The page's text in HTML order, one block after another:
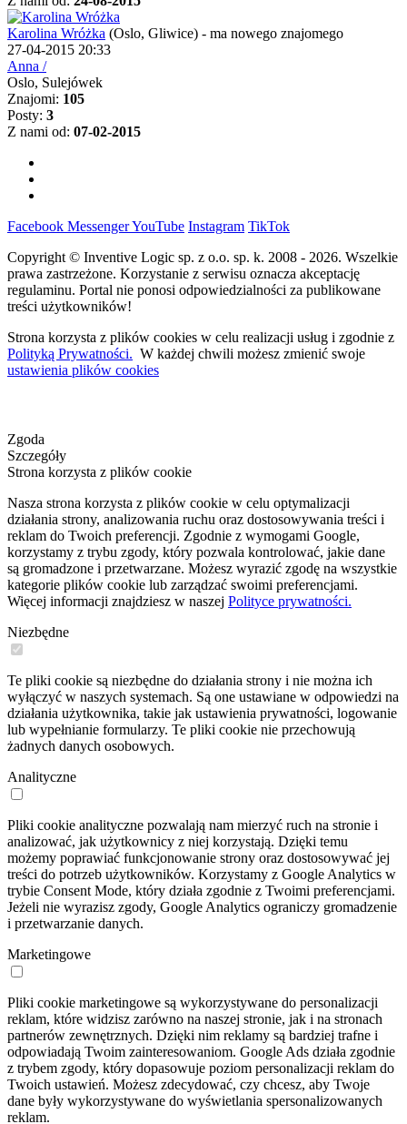
Karolina Wróżka (Oslo, Gliwice) - ma nowego znajomego
27-04-2015 20:33
Anna /
Oslo, Sulejówek
Znajomi: 105
Posty: 3
Z nami od: 07-02-2015
Facebook MessengerYouTube Instagram TikTok
Copyright © Inventive Logic sp. z o.o. sp. k. 2008 - 2026. Wszelkie
prawa zastrzeżone. Korzystanie z serwisu oznacza akceptację
regulaminu. Portal nie ponosi odpowiedzialności za publikowane
treści użytkowników!
Strona korzysta z plików cookies w celu realizacji usług i zgodnie z
Polityką Prywatności. W każdej chwili możesz zmienić swoje
ustawienia plików cookies
Zgoda
Szczegóły
Strona korzysta z plików cookie
Nasza strona korzysta z plików cookie w celu optymalizacji
działania strony, analizowania ruchu oraz dostosowywania treści i
reklam do Twoich preferencji. Zgodnie z wymogami Google,
korzystamy z trybu zgody, który pozwala kontrolować, jakie dane
są gromadzone i przetwarzane. Możesz wyrazić zgodę na wszystkie
kategorie plików cookie lub zarządzać swoimi preferencjami.
Więcej informacji znajdziesz w naszej Polityce prywatności.
Niezbędne
Te pliki cookie są niezbędne do działania strony i nie można ich
wyłączyć w naszych systemach. Są one ustawiane w odpowiedzi na
działania użytkownika, takie jak ustawienia prywatności, logowanie
lub wypełnianie formularzy. Te pliki cookie nie przechowują
żadnych danych osobowych.
Analityczne
Pliki cookie analityczne pozwalają nam mierzyć ruch na stronie i
analizować, jak użytkownicy z niej korzystają. Dzięki temu
możemy poprawiać funkcjonowanie strony oraz dostosowywać jej
treści do potrzeb użytkowników. Korzystamy z Google Analytics w
trybie Consent Mode, który działa zgodnie z Twoimi preferencjami.
Jeżeli nie wyrazisz zgody, Google Analytics ograniczy gromadzenie
i przetwarzanie danych.
Marketingowe
Pliki cookie marketingowe są wykorzystywane do personalizacji
reklam, które widzisz zarówno na naszej stronie, jak i na stronach
partnerów zewnętrznych. Dzięki nim reklamy są bardziej trafne i
odpowiadają Twoim zainteresowaniom. Google Ads działa zgodnie
z trybem zgody, który dopasowuje poziom personalizacji reklam do
Twoich ustawień. Możesz zdecydować, czy chcesz, aby Twoje
dane były wykorzystywane do wyświetlania spersonalizowanych
reklam.